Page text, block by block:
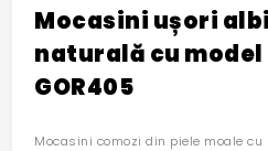
Mocasini ușori
naturală cu
GOR405
Mocasini comozi din piele moale